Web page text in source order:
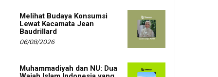
Melihat Budaya Konsumsi
Lewat Kacamata Jean
Baudrillard
06/08/2026
Muhammadiyah dan NU: Dua